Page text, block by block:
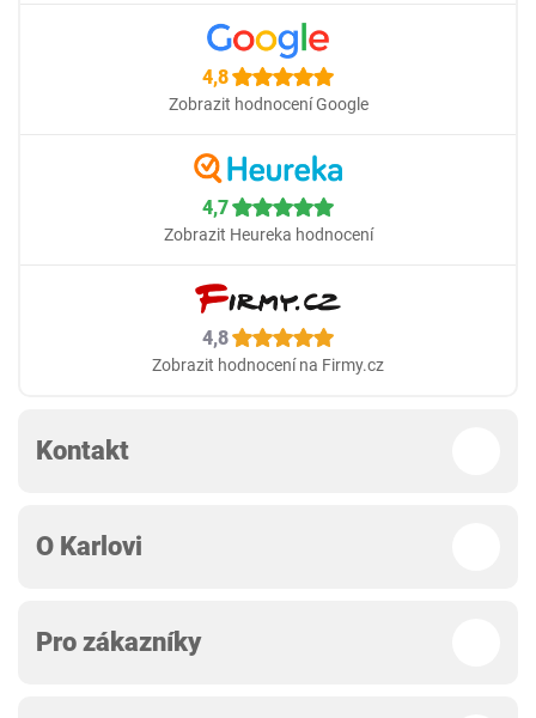
4,8
Zobrazit hodnocení Google
4,7
Zobrazit Heureka hodnocení
4,8
Zobrazit hodnocení na Firmy.cz
Kontakt
O Karlovi
Pro zákazníky